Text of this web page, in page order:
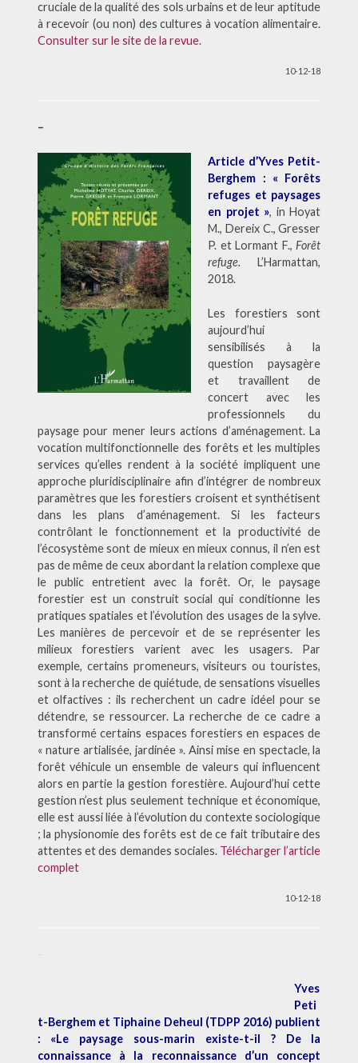
cruciale de la qualité des sols urbains et de leur aptitude
à recevoir (ou non) des cultures à vocation alimentaire.
Consulter sur le site de la revue.
10-12-18
–
Article d’Yves Petit-
Berghem : « Forêts
refuges et paysages
en projet », in Hoyat
M., Dereix C., Gresser
P. et Lormant F., Forêt
refuge.L’Harmattan,
2018.
Les forestiers sont
aujourd’hui
sensibilisés à la
question paysagère
et travaillent de
concert avec les
professionnels du
paysage pour mener leurs actions d’aménagement. La
vocation multifonctionnelle des forêts et les multiples
services qu’elles rendent à la société impliquent une
approche pluridisciplinaire afin d’intégrer de nombreux
paramètres que les forestiers croisent et synthétisent
dans les plans d’aménagement. Si les facteurs
contrôlant le fonctionnement et la productivité de
l’écosystème sont de mieux en mieux connus, il n’en est
pas de même de ceux abordant la relation complexe que
le public entretient avec la forêt. Or, le paysage
forestier est un construit social qui conditionne les
pratiques spatiales et l’évolution des usages de la sylve.
Les manières de percevoir et de se représenter les
milieux forestiers varient avec les usagers. Par
exemple, certains promeneurs, visiteurs ou touristes,
sont à la recherche de quiétude, de sensations visuelles
et olfactives : ils recherchent un cadre idéel pour se
détendre, se ressourcer. La recherche de ce cadre a
transformé certains espaces forestiers en espaces de
« nature artialisée, jardinée ». Ainsi mise en spectacle, la
forêt véhicule un ensemble de valeurs qui influencent
alors en partie la gestion forestière. Aujourd’hui cette
gestion n’est plus seulement technique et économique,
elle est aussi liée à l’évolution du contexte sociologique
; la physionomie des forêts est de ce fait tributaire des
attentes et des demandes sociales. Télécharger l’article
complet
10-12-18
Yves
Peti
t-Berghem et Tiphaine Deheul (TDPP 2016) publient
: «Le paysage sous-marin existe-t-il ?
De la
connaissance à la reconnaissance d’un concept